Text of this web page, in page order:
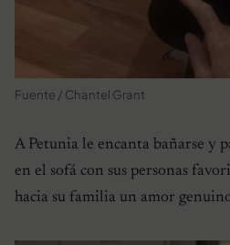
Fuente / Chantel Grant
A Petunia le encanta bañarse y
en el sofá con sus personas
hacia su familia un amor